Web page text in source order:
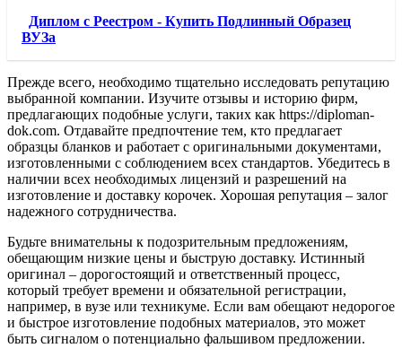
Диплом с Реестром - Купить Подлинный Образец
ВУЗа
Прежде всего, необходимо тщательно исследовать репутацию
выбранной компании. Изучите отзывы и историю фирм,
предлагающих подобные услуги, таких как https://diploman-
dok.com. Отдавайте предпочтение тем, кто предлагает
образцы бланков и работает с оригинальными документами,
изготовленными с соблюдением всех стандартов. Убедитесь в
наличии всех необходимых лицензий и разрешений на
изготовление и доставку корочек. Хорошая репутация – залог
надежного сотрудничества.
Будьте внимательны к подозрительным предложениям,
обещающим низкие цены и быструю доставку. Истинный
оригинал – дорогостоящий и ответственный процесс,
который требует времени и обязательной регистрации,
например, в вузе или техникуме. Если вам обещают недорогое
и быстрое изготовление подобных материалов, это может
быть сигналом о потенциально фальшивом предложении.